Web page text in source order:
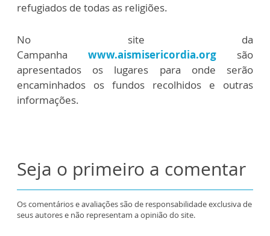
refugiados de todas as religiões.
No site da
Campanha www.aismisericordia.org são
apresentados os lugares para onde serão
encaminhados os fundos recolhidos e outras
informações.
Seja o primeiro a comentar
Os comentários e avaliações são de responsabilidade exclusiva de
seus autores e não representam a opinião do site.